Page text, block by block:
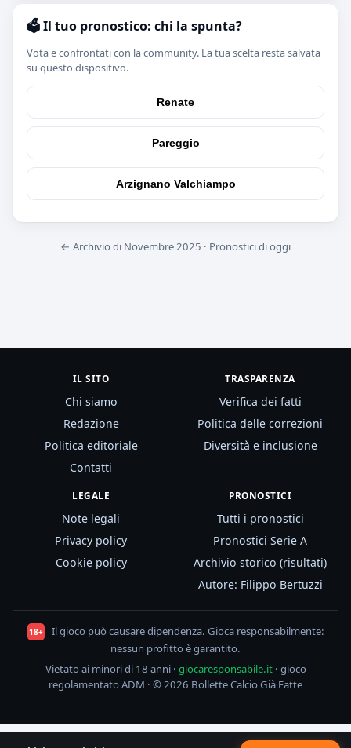
🗳️ Il tuo pronostico: chi la spunta?
Vota e confrontati con la community. La tua scelta resta salvata
su questo dispositivo.
Renate
Pareggio
Arzignano Valchiampo
← Archivio di Novembre 2025 · Pronostici di oggi
IL SITO
Chi siamo
Redazione
Politica editoriale
Contatti
TRASPARENZA
Verifica dei fatti
Politica delle correzioni
Diversità e inclusione
LEGALE
Note legali
Privacy policy
Cookie policy
PRONOSTICI
Tutti i pronostici
Pronostici Serie A
Archivio storico (risultati)
Autore: Filippo Bertuzzi
18+
Il gioco può causare dipendenza. Gioca responsabilmente:
nessun profitto è garantito.
Vietato ai minori di 18 anni · giocaresponsabile.it· gioco
regolamentato ADM · © 2026 Bollette Calcio Già Fatte